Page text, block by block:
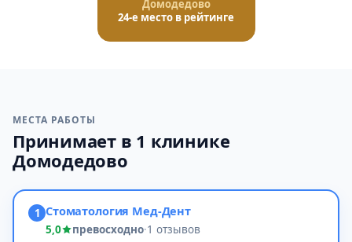
Домодедово
24-е место в рейтинге
МЕСТА РАБОТЫ
Принимает в 1 клинике
Домодедово
1 Стоматология Мед-Дент
5,0 превосходно·1 отзывов